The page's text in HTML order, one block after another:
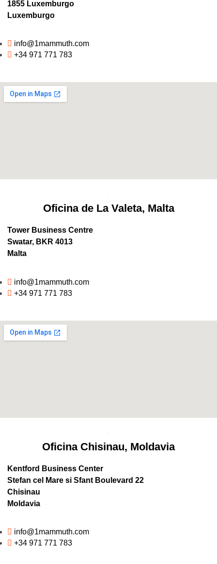
1855 Luxemburgo
Luxemburgo
info@1mammuth.com
+34 971 771 783
Oficina de La Valeta, Malta
Tower Business Centre
Swatar, BKR 4013
Malta
info@1mammuth.com
+34 971 771 783
Oficina Chisinau, Moldavia
Kentford Business Center
Stefan cel Mare si Sfant Boulevard 22
Chisinau
Moldavia
info@1mammuth.com
+34 971 771 783